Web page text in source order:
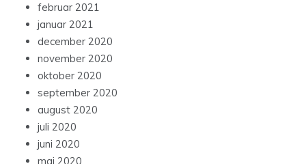
februar 2021
januar 2021
december 2020
november 2020
oktober 2020
september 2020
august 2020
juli 2020
juni 2020
maj 2020